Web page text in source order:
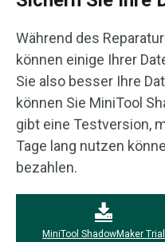
Während des
können einige Ihrer
Sie also besser Ihre
können Sie MiniTool
gibt eine Testversion,
Tage lang nutzen
bezahlen.
MiniTool ShadowMaker Trial